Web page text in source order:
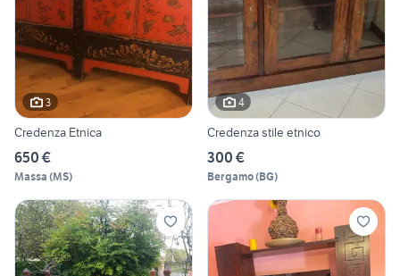
3
Credenza Etnica
650 €
Massa (MS)
4
Credenza stile etnico
300 €
Bergamo(BG)